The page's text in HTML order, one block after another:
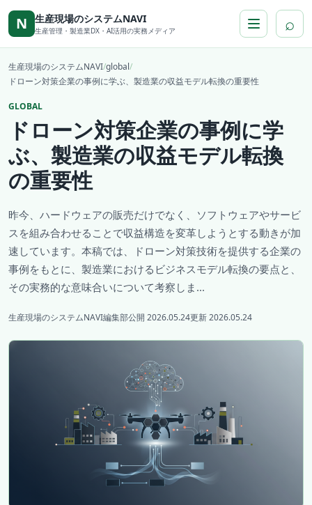
本文へ移動
N 生産現場のシステムNAVI
生産管理・製造業DX・AI活用の実務メディア ⌕
生産現場のシステムNAVI/global/
ドローン対策企業の事例に学ぶ、製造業の収益モデル転換の重要性
GLOBAL
ドローン対策企業の事例に学
ぶ、製造業の収益モデル転換
の重要性
昨今、ハードウェアの販売だけでなく、ソフトウェアやサービ
スを組み合わせることで収益構造を変革しようとする動きが加
速しています。本稿では、ドローン対策技術を提供する企業の
事例をもとに、製造業におけるビジネスモデル転換の要点と、
その実務的な意味合いについて考察しま...
生産現場のシステムNAVI編集部公開 2026.05.24更新 2026.05.24